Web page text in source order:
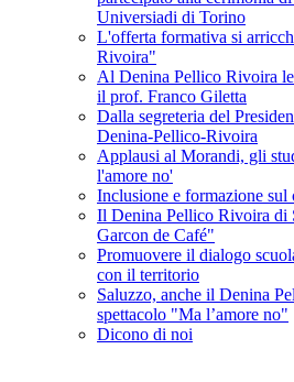
Universiadi di Torino
L'offerta formativa si
Rivoira"
Al Denina Pellico Rivoira
il prof. Franco Giletta
Dalla segreteria del
Denina-Pellico-Rivoira
Applausi al Morandi, gli
l'amore no'
Inclusione e formazione sul
Il Denina Pellico Rivoira di
Garcon de Café"
Promuovere il dialogo
con il territorio
Saluzzo, anche il Denina
spettacolo "Ma l’amore no"
Dicono di noi